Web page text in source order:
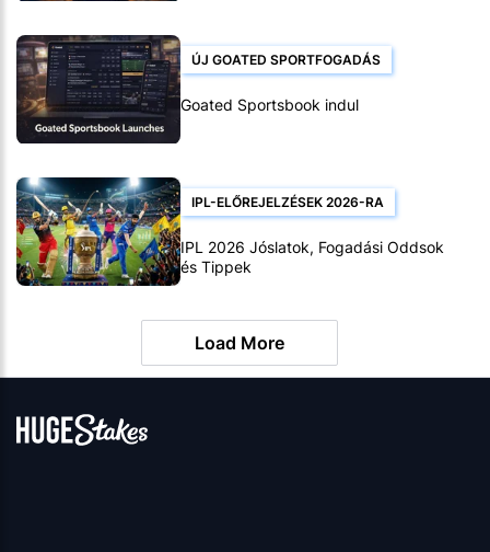
ÚJ GOATED SPORTFOGADÁS
Goated Sportsbook indul
IPL-ELŐREJELZÉSEK 2026-RA
IPL 2026 Jóslatok, Fogadási Oddsok
és Tippek
Load More